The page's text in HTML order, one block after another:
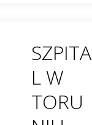
SZPITA
L W
TORU